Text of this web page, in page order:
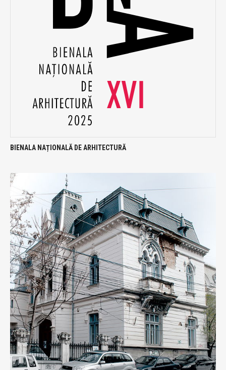
BIENALA NAȚIONALĂ DE ARHITECTURĂ